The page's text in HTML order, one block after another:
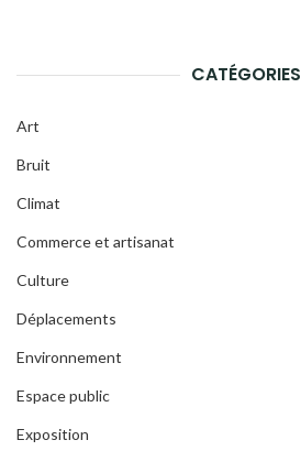
CATÉGORIES
Art
Bruit
Climat
Commerce et artisanat
Culture
Déplacements
Environnement
Espace public
Exposition